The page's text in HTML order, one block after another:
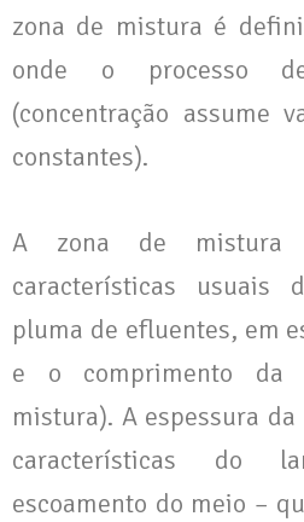
zona de mistura é
onde o processo
(concentração assume
constantes).
A zona de mistura
características
pluma de efluentes, em
e o comprimento da
mistura). A espessura
características do
escoamento do meio –